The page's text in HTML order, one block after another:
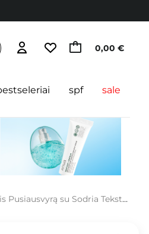
0,00 €
spf sale
su Sodria Tekstūra - 50ml